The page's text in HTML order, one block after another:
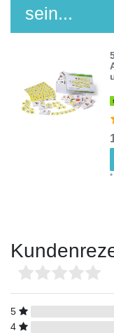
sein...
5
4